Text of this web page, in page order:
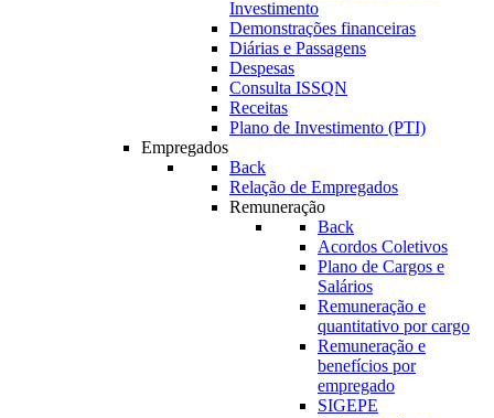
Investimento
Demonstrações financeiras
Diárias e Passagens
Despesas
Consulta ISSQN
Receitas
Plano de Investimento (PTI)
Empregados
Back
Relação de Empregados
Remuneração
Back
Acordos Coletivos
Plano de Cargos e
Salários
Remuneração e
quantitativo por cargo
Remuneração e
benefícios por
empregado
SIGEPE